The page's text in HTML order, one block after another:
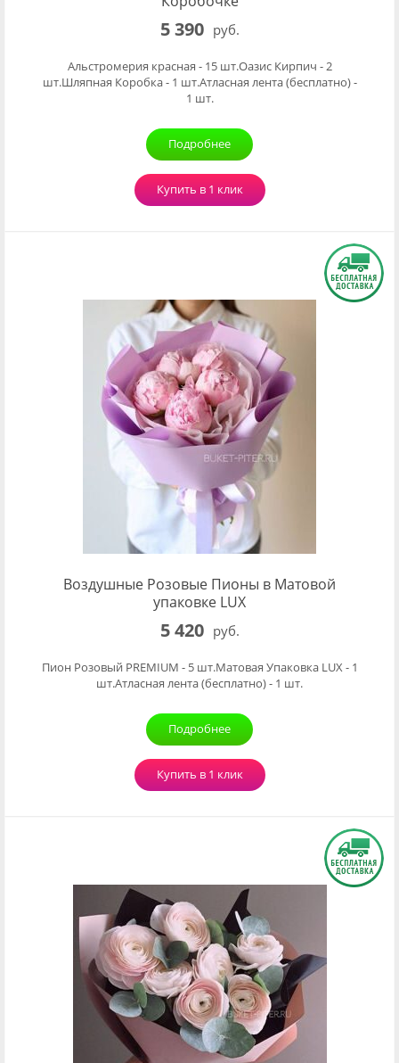
5 390 руб.
Альстромерия красная - 15 шт.Оазис Кирпич - 2
шт.Шляпная Коробка - 1 шт.Атласная лента (бесплатно) -
1 шт.
Подробнее
Купить в 1 клик
Воздушные Розовые Пионы в Матовой
упаковке LUX
5 420 руб.
Пион Розовый PREMIUM - 5 шт.Матовая Упаковка LUX - 1
шт.Атласная лента (бесплатно) - 1 шт.
Подробнее
Купить в 1 клик